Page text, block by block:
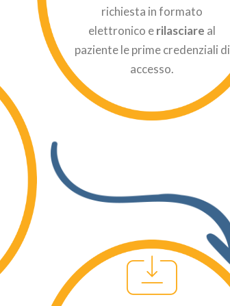
richiesta in formato
elettronico erilasciare al
paziente le prime credenziali di
accesso.